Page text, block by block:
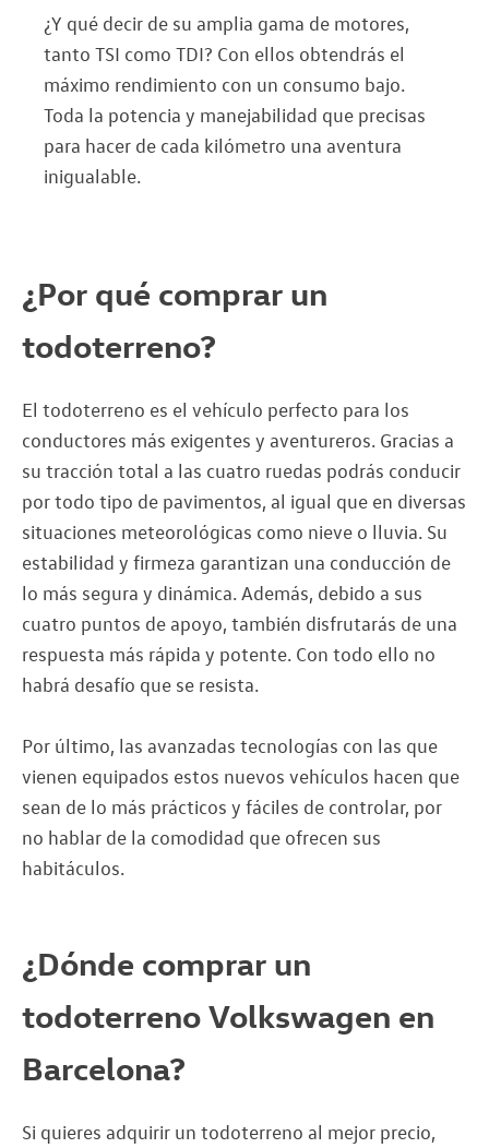
¿Y qué decir de su amplia gama de motores,
tanto TSI como TDI? Con ellos obtendrás el
máximo rendimiento con un consumo bajo.
Toda la potencia y manejabilidad que precisas
para hacer de cada kilómetro una aventura
inigualable.
¿Por qué comprar un
todoterreno?
El todoterreno es el vehículo perfecto para los
conductores más exigentes y aventureros. Gracias a
su tracción total a las cuatro ruedas podrás conducir
por todo tipo de pavimentos, al igual que en diversas
situaciones meteorológicas como nieve o lluvia. Su
estabilidad y firmeza garantizan una conducción de
lo más segura y dinámica. Además, debido a sus
cuatro puntos de apoyo, también disfrutarás de una
respuesta más rápida y potente. Con todo ello no
habrá desafío que se resista.
Por último, las avanzadas tecnologías con las que
vienen equipados estos nuevos vehículos hacen que
sean de lo más prácticos y fáciles de controlar, por
no hablar de la comodidad que ofrecen sus
habitáculos.
¿Dónde comprar un
todoterreno Volkswagen en
Barcelona?
Si quieres adquirir un todoterreno al mejor precio,